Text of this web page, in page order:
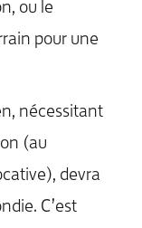
ou le
pour une
nécessitant
(au
devra
C’est